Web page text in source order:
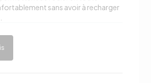
sans avoir à recharger